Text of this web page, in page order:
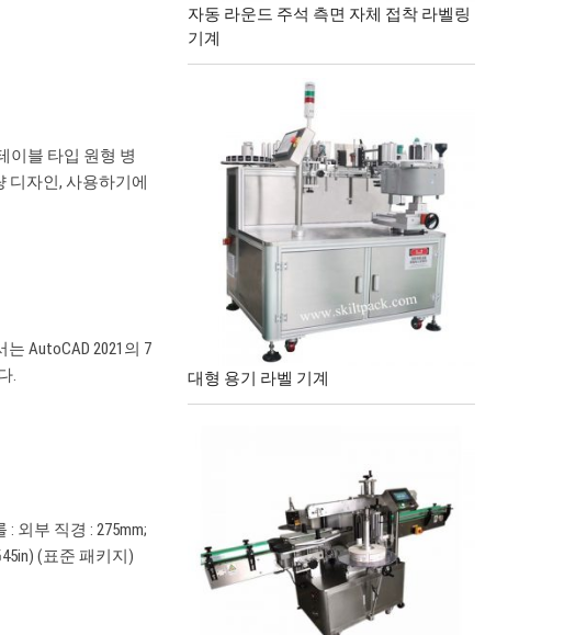
이블 타입 원형 병
디자인, 사용하기에
AutoCAD 2021의 7
.
: 외부 직경 : 275mm;
(표준 패키지)
자동 라운드 주석 측면 자체 접착 라벨링
기계
대형 용기 라벨 기계